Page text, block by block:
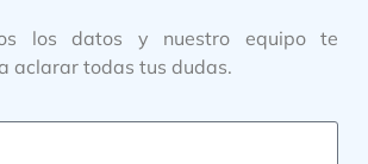
los datos y nuestro equipo te
aclarar todas tus dudas.